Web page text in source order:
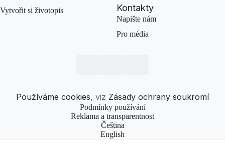
Vytvořit si životopis
Kontakty
Napište nám
Pro média
Používáme cookies, viz Zásady ochrany soukromí
Podmínky používání
Reklama a transparentnost
Čeština
English